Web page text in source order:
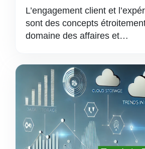
L’engagement client et
sont des concepts
domaine des affaires et…